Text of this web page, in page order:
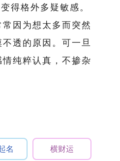
得格外多疑敏感。
因为想太多而突然
透的原因。可一旦
纯粹认真，不掺杂
名 横财运